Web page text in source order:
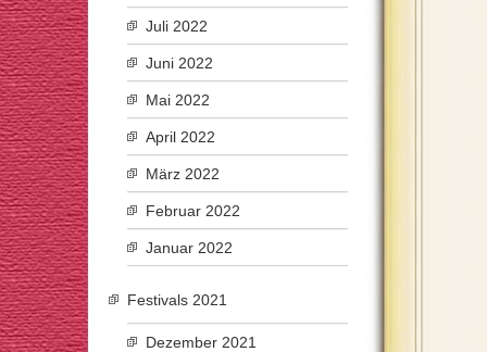
Juli 2022
Juni 2022
Mai 2022
April 2022
März 2022
Februar 2022
Januar 2022
Festivals 2021
Dezember 2021